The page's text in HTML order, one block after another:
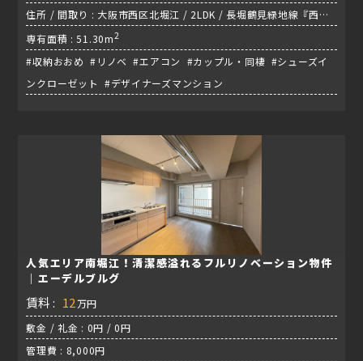
住所 / 間取り : 大阪市西区北堀江 / 2LDK / 長堀鶴見緑地線『西大
橋駅』
専有面積 : 51.30m2
#収納おおめ #リノベ #エアコン #カップル・同棲 #シューズイ
ンクローゼット #デザイナーズマンション
人気エリア南堀江！清潔感溢れるフルリノベーション物件
｜エーデルブルグ
賃料 : 12 万円
敷金 / 礼金 : 0円 / 0円
管理費 : 8,000円